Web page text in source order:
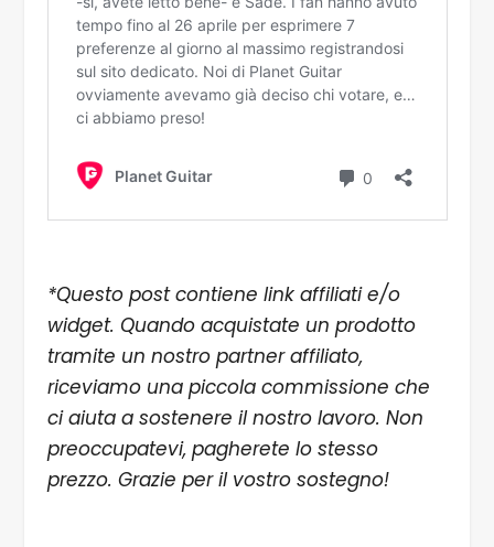
*Questo post contiene link affiliati e/o
widget. Quando acquistate un prodotto
tramite un nostro partner affiliato,
riceviamo una piccola commissione che
ci aiuta a sostenere il nostro lavoro. Non
preoccupatevi, pagherete lo stesso
prezzo. Grazie per il vostro sostegno!